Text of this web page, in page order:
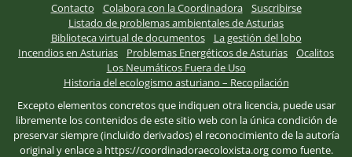
Contacto Colabora con la Coordinadora
Suscribirse
Listado de problemas ambientales de Asturias
Biblioteca virtual de documentos
La gestión del lobo
Incendios en Asturias
Problemas Energéticos de Asturias
Ocalitos
Los Neumáticos Fuera de Uso
Historia del ecologismo asturiano – Recopilación
Excepto elementos concretos que indiquen otra licencia, puede usar
libremente los contenidos de este sitio web con la única condición de
preservar siempre (incluido derivados) el reconocimiento de la autoría
original y enlace a https://coordinadoraecoloxista.org como fuente.